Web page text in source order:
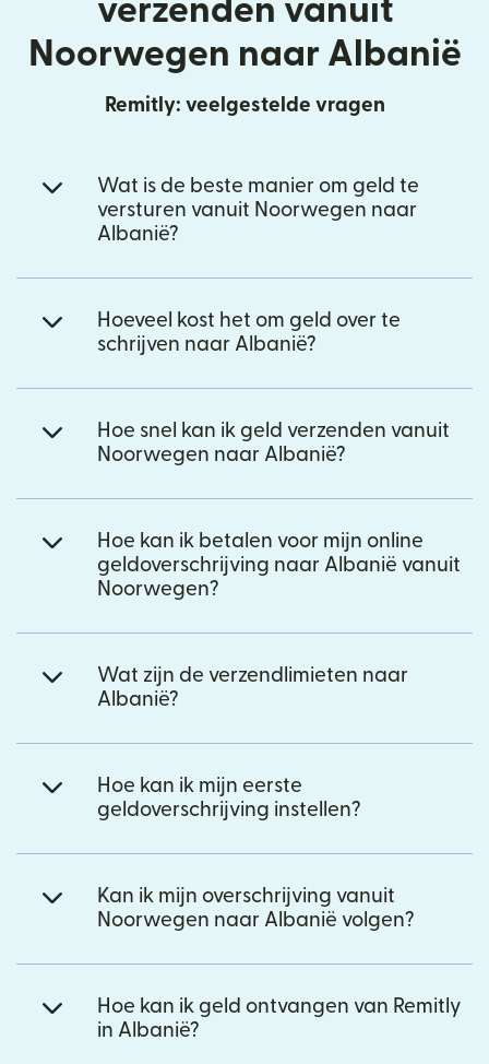
verzenden vanuit
Noorwegen naar Albanië
Remitly: veelgestelde vragen
Wat is de beste manier om geld te
versturen vanuit Noorwegen naar
Albanië?
Hoeveel kost het om geld over te
schrijven naar Albanië?
Hoe snel kan ik geld verzenden vanuit
Noorwegen naar Albanië?
Hoe kan ik betalen voor mijn online
geldoverschrijving naar Albanië vanuit
Noorwegen?
Wat zijn de verzendlimieten naar
Albanië?
Hoe kan ik mijn eerste
geldoverschrijving instellen?
Kan ik mijn overschrijving vanuit
Noorwegen naar Albanië volgen?
Hoe kan ik geld ontvangen van Remitly
in Albanië?